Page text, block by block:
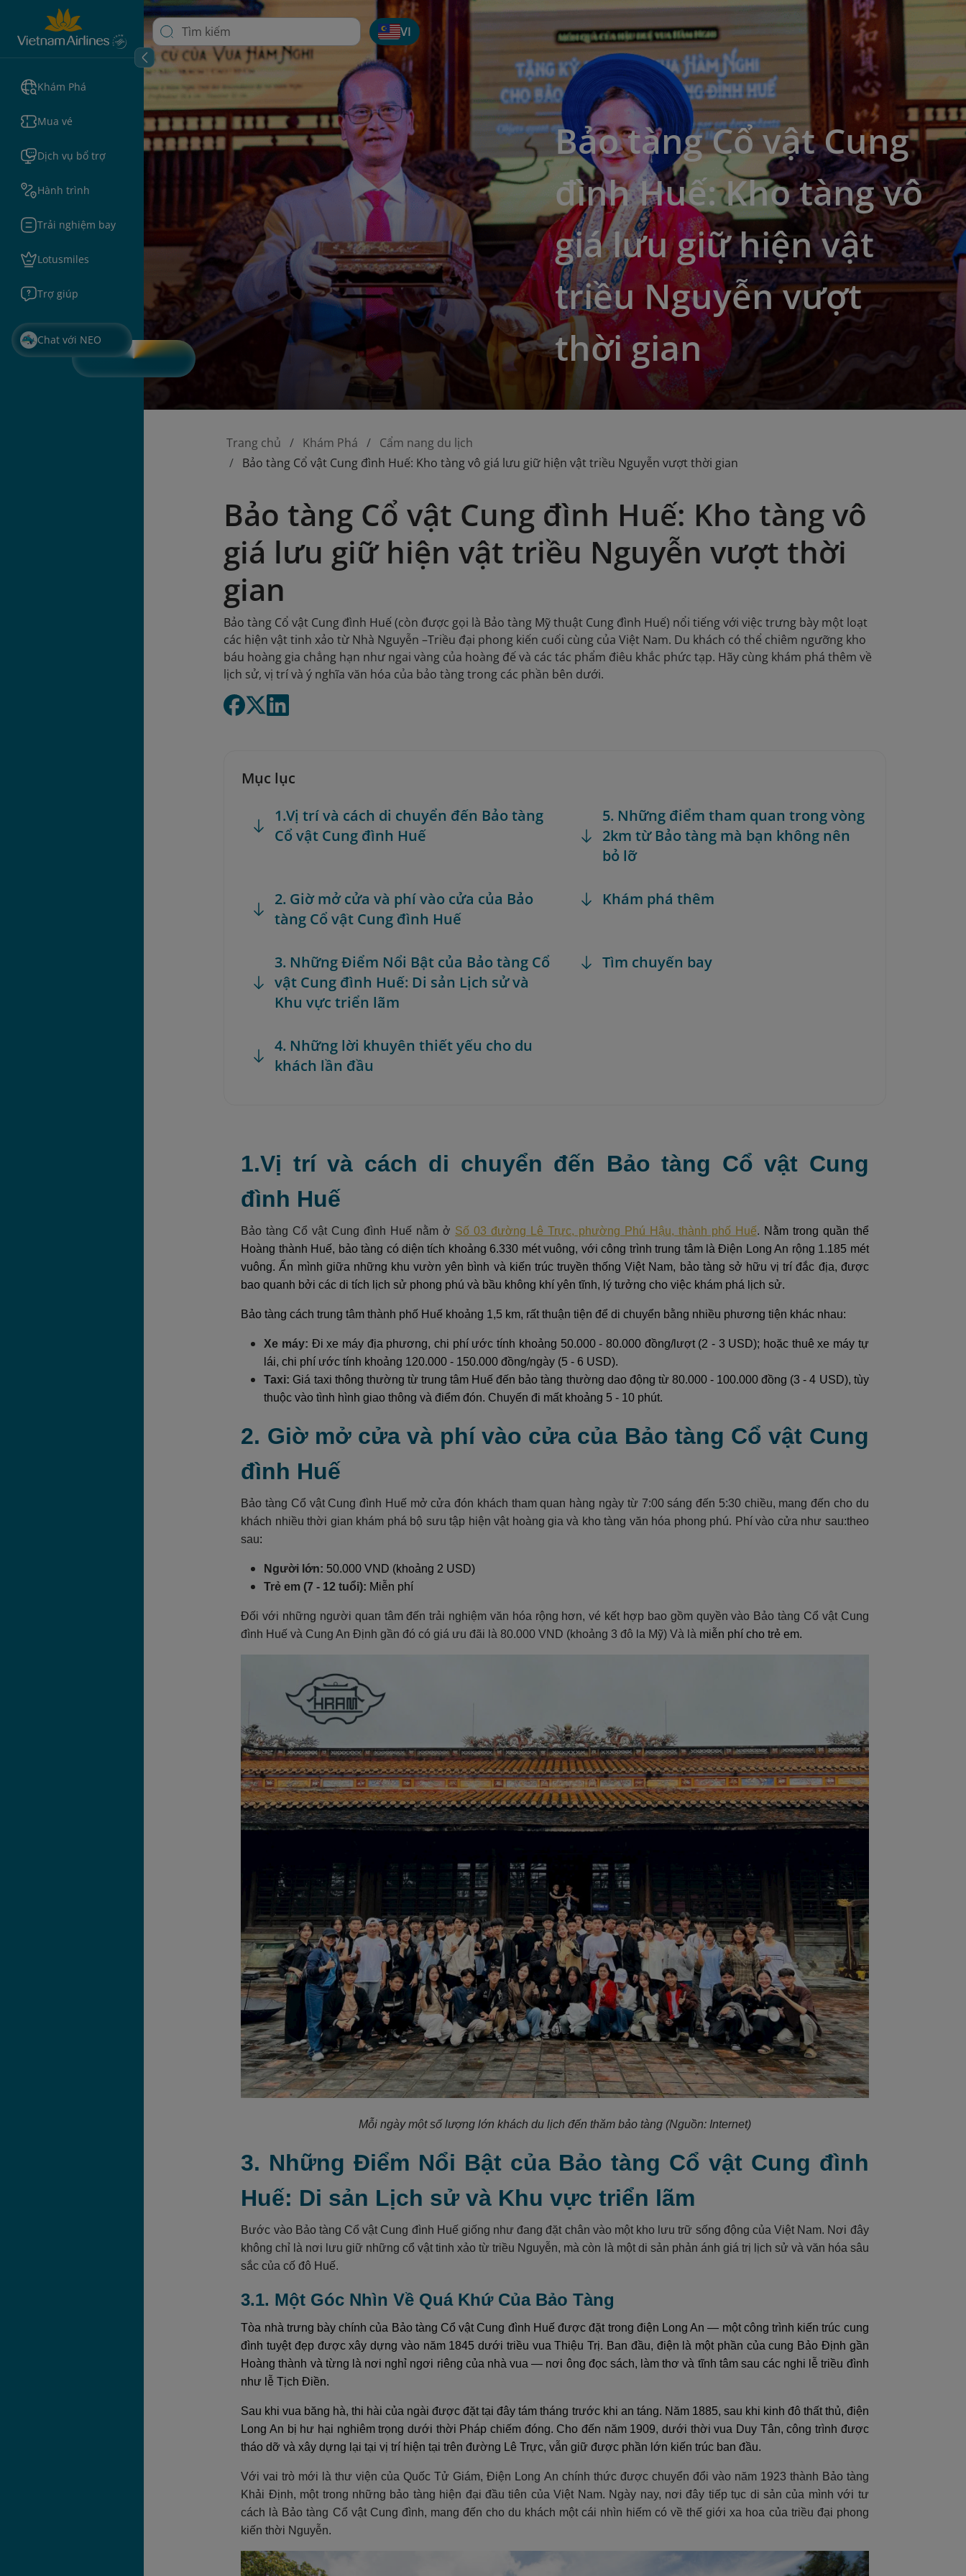
Khám Phá
Mua vé
Dịch vụ bổ trợ
Hành trình
Trải nghiệm bay
Lotusmiles
Trợ giúp
Chat với NEO
VI
Bảo tàng Cổ vật Cung
đình Huế: Kho tàng vô
giá lưu giữ hiện vật
triều Nguyễn vượt
thời gian
Trang chủ Khám Phá
Cẩm nang du lịch
Bảo tàng Cổ vật Cung đình Huế: Kho tàng vô giá lưu giữ hiện vật triều Nguyễn vượt thời gian
Bảo tàng Cổ vật Cung đình Huế: Kho tàng vô
giá lưu giữ hiện vật triều Nguyễn vượt thời
gian
Bảo tàng Cổ vật Cung đình Huế (còn được gọi là Bảo tàng Mỹ thuật Cung đình Huế) nổi tiếng với việc trưng bày một loạt
các hiện vật tinh xảo từ Nhà Nguyễn –Triều đại phong kiến cuối cùng của Việt Nam. Du khách có thể chiêm ngưỡng kho
báu hoàng gia chẳng hạn như ngai vàng của hoàng đế và các tác phẩm điêu khắc phức tạp. Hãy cùng khám phá thêm về
lịch sử, vị trí và ý nghĩa văn hóa của bảo tàng trong các phần bên dưới.
Mục lục
1.Vị trí và cách di chuyển đến Bảo tàng
Cổ vật Cung đình Huế
2. Giờ mở cửa và phí vào cửa của Bảo
tàng Cổ vật Cung đình Huế
3. Những Điểm Nổi Bật của Bảo tàng Cổ
vật Cung đình Huế: Di sản Lịch sử và
Khu vực triển lãm
4. Những lời khuyên thiết yếu cho du
khách lần đầu
5. Những điểm tham quan trong vòng
2km từ Bảo tàng mà bạn không nên
bỏ lỡ
Khám phá thêm
Tìm chuyến bay
1.Vị trí và cách di chuyển đến Bảo tàng Cổ vật Cung
đình Huế
Bảo tàng Cổ vật Cung đình Huế nằm ở Số 03 đường Lê Trực, phường Phú Hậu, thành phố Huế. Nằm trong quần thể
Hoàng thành Huế, bảo tàng có diện tích khoảng 6.330 mét vuông, với công trình trung tâm là Điện Long An rộng 1.185 mét
vuông. Ẩn mình giữa những khu vườn yên bình và kiến trúc truyền thống Việt Nam, bảo tàng sở hữu vị trí đắc địa, được
bao quanh bởi các di tích lịch sử phong phú và bầu không khí yên tĩnh, lý tưởng cho việc khám phá lịch sử.
Bảo tàng cách trung tâm thành phố Huế khoảng 1,5 km, rất thuận tiện để di chuyển bằng nhiều phương tiện khác nhau:
Xe máy: Đi xe máy địa phương, chi phí ước tính khoảng 50.000 - 80.000 đồng/lượt (2 - 3 USD); hoặc thuê xe máy tự
lái, chi phí ước tính khoảng 120.000 - 150.000 đồng/ngày (5 - 6 USD).
Taxi: Giá taxi thông thường từ trung tâm Huế đến bảo tàng thường dao động từ 80.000 - 100.000 đồng (3 - 4 USD), tùy
thuộc vào tình hình giao thông và điểm đón. Chuyến đi mất khoảng 5 - 10 phút.
2. Giờ mở cửa và phí vào cửa của Bảo tàng Cổ vật Cung
đình Huế
Bảo tàng Cổ vật Cung đình Huế mở cửa đón khách tham quan hàng ngày từ 7:00 sáng đến 5:30 chiều, mang đến cho du
khách nhiều thời gian khám phá bộ sưu tập hiện vật hoàng gia và kho tàng văn hóa phong phú. Phí vào cửa như sau:theo
sau:
Người lớn: 50.000 VND (khoảng 2 USD)
Trẻ em (7 - 12 tuổi): Miễn phí
Đối với những người quan tâm đến trải nghiệm văn hóa rộng hơn, vé kết hợp bao gồm quyền vào Bảo tàng Cổ vật Cung
đình Huế và Cung An Định gần đó có giá ưu đãi là 80.000 VND (khoảng 3 đô la Mỹ) Và là miễn phí cho trẻ em.
Mỗi ngàymột số lượng lớn khách du lịch đến thăm bảo tàng (Nguồn: Internet)
3. Những Điểm Nổi Bật của Bảo tàng Cổ vật Cung đình
Huế: Di sản Lịch sử và Khu vực triển lãm
Bước vào Bảo tàng Cổ vật Cung đình Huế giống như đang đặt chân vào một kho lưu trữ sống động của Việt Nam. Nơi đây
không chỉ là nơi lưu giữ những cổ vật tinh xảo từ triều Nguyễn, mà còn là một di sản phản ánh giá trị lịch sử và văn hóa sâu
sắc của cố đô Huế.
3.1. Một Góc Nhìn Về Quá Khứ Của Bảo Tàng
Tòa nhà trưng bày chính của Bảo tàng Cổ vật Cung đình Huế được đặt trong điện Long An — một công trình kiến trúc cung
đình tuyệt đẹp được xây dựng vào năm 1845 dưới triều vua Thiệu Trị. Ban đầu, điện là một phần của cung Bảo Định gần
Hoàng thành và từng là nơi nghỉ ngơi riêng của nhà vua — nơi ông đọc sách, làm thơ và tĩnh tâm sau các nghi lễ triều đình
như lễ Tịch Điền.
Sau khi vua băng hà, thi hài của ngài được đặt tại đây tám tháng trước khi an táng. Năm 1885, sau khi kinh đô thất thủ, điện
Long An bị hư hại nghiêm trọng dưới thời Pháp chiếm đóng. Cho đến năm 1909, dưới thời vua Duy Tân, công trình được
tháo dỡ và xây dựng lại tại vị trí hiện tại trên đường Lê Trực, vẫn giữ được phần lớn kiến trúc ban đầu.
Với vai trò mới là thư viện của Quốc Tử Giám, Điện Long An chính thức được chuyển đổi vào năm 1923 thành Bảo tàng
Khải Định, một trong những bảo tàng hiện đại đầu tiên của Việt Nam. Ngày nay, nơi đây tiếp tục di sản của mình với tư
cách là Bảo tàng Cổ vật Cung đình, mang đến cho du khách một cái nhìn hiếm có về thế giới xa hoa của triều đại phong
kiến thời Nguyễn.